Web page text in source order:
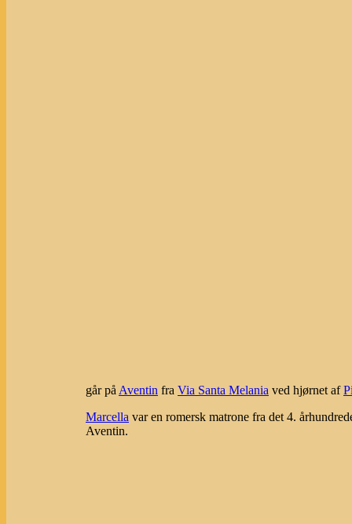
går på Aventin fra Via Santa Melania ved hjørnet af
Marcella var en romersk matrone fra det 4.
Aventin.